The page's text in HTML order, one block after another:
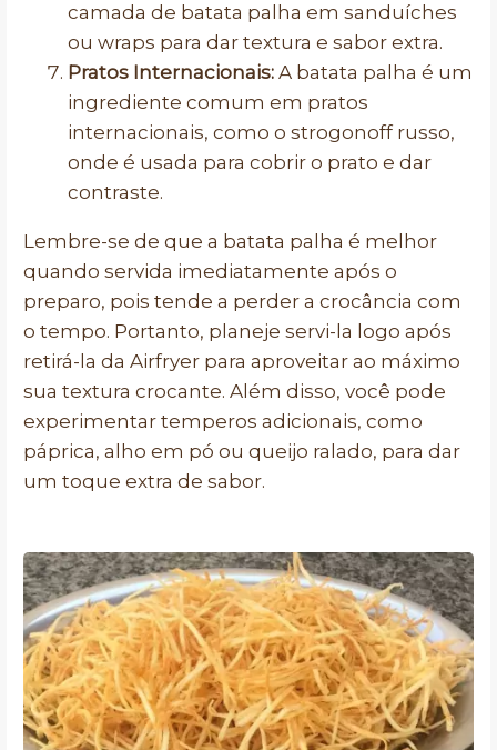
camada de batata palha em sanduíches
ou wraps para dar textura e sabor extra.
Pratos Internacionais: A batata palha é um
ingrediente comum em pratos
internacionais, como o strogonoff russo,
onde é usada para cobrir o prato e dar
contraste.
Lembre-se de que a batata palha é melhor
quando servida imediatamente após o
preparo, pois tende a perder a crocância com
o tempo. Portanto, planeje servi-la logo após
retirá-la da Airfryer para aproveitar ao máximo
sua textura crocante. Além disso, você pode
experimentar temperos adicionais, como
páprica, alho em pó ou queijo ralado, para dar
um toque extra de sabor.